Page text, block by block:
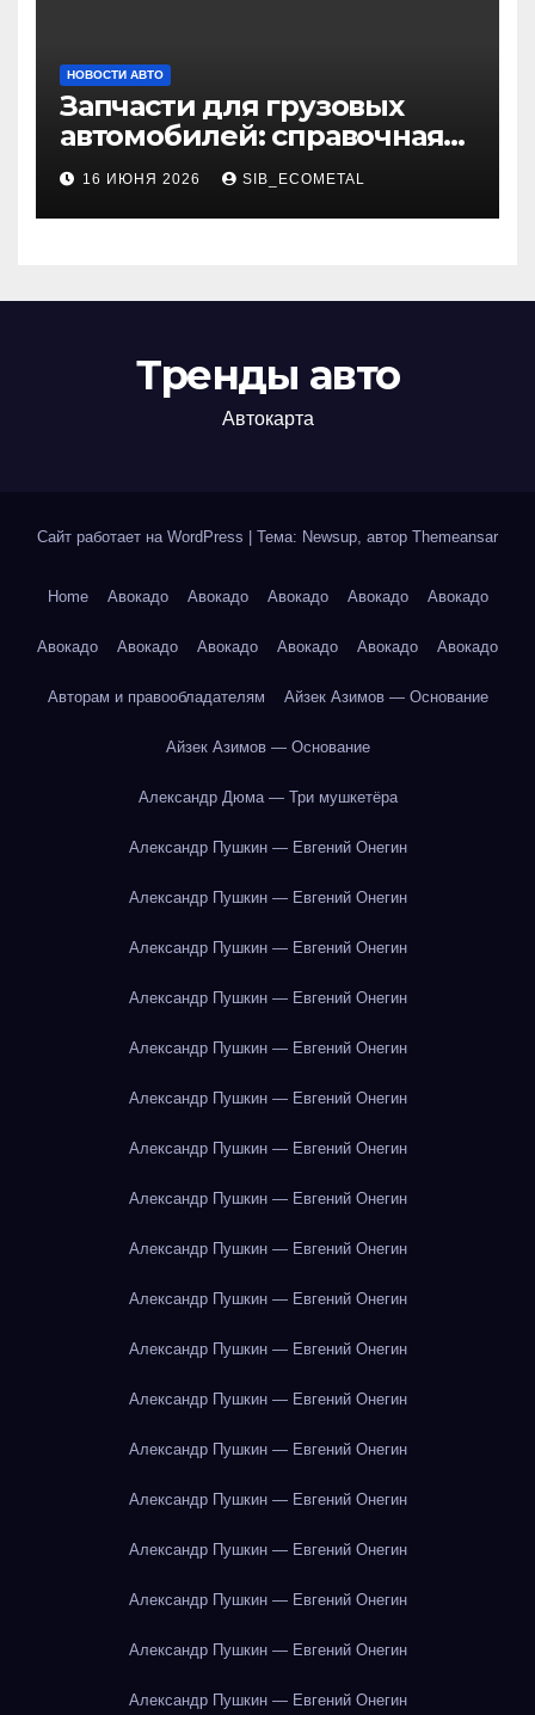
НОВОСТИ АВТО
Запчасти для грузовых
автомобилей: справочная
база по корейским и
японским моделям
16 ИЮНЯ 2026 SIB_ECOMETAL
Тренды авто
Автокарта
Сайт работает на WordPress Тема: Newsup, автор Themeansar
Home Авокадо Авокадо Авокадо Авокадо Авокадо
Авокадо Авокадо Авокадо Авокадо Авокадо Авокадо
Авторам и правообладателям Айзек Азимов — Основание
Айзек Азимов — Основание
Александр Дюма — Три мушкетёра
Александр Пушкин — Евгений Онегин
Александр Пушкин — Евгений Онегин
Александр Пушкин — Евгений Онегин
Александр Пушкин — Евгений Онегин
Александр Пушкин — Евгений Онегин
Александр Пушкин — Евгений Онегин
Александр Пушкин — Евгений Онегин
Александр Пушкин — Евгений Онегин
Александр Пушкин — Евгений Онегин
Александр Пушкин — Евгений Онегин
Александр Пушкин — Евгений Онегин
Александр Пушкин — Евгений Онегин
Александр Пушкин — Евгений Онегин
Александр Пушкин — Евгений Онегин
Александр Пушкин — Евгений Онегин
Александр Пушкин — Евгений Онегин
Александр Пушкин — Евгений Онегин
Александр Пушкин — Евгений Онегин